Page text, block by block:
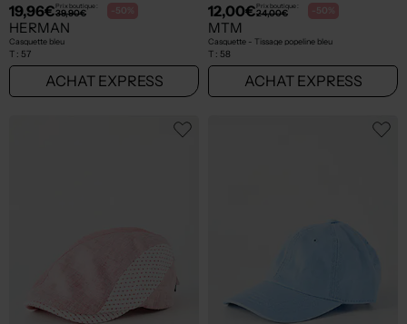
19,96€Prix boutique :
39,90€ -50%
HERMAN
Casquette bleu
T : 57
ACHAT EXPRESS
12,00€Prix boutique :
24,00€ -50%
MTM
Casquette - Tissage popeline bleu
T : 58
ACHAT EXPRESS